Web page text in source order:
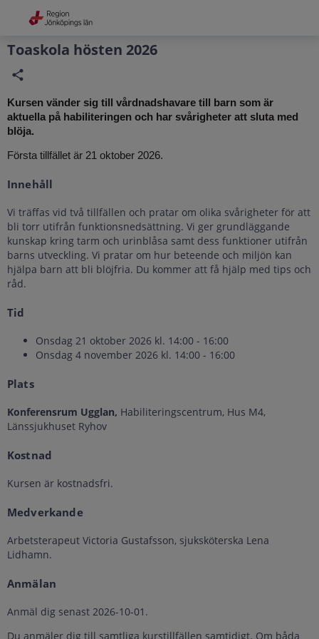
Grade
Portal
Toaskola hösten 2026
Kursen vänder sig till vårdnadshavare till barn som är
aktuella på habiliteringen och har svårigheter att sluta med
blöja.
Första tillfället är 21 oktober 2026.
Innehåll
Vi träffas vid två tillfällen och pratar om olika svårigheter för att
bli torr utifrån funktionsnedsättning. Vi ger grundläggande
kunskap kring tarm och urinblåsa samt dess funktioner utifrån
barns utveckling. Vi pratar om hur beteende och miljön kan
hjälpa barn att bli blöjfria. Du kommer att få hjälp med tips och
råd.
Tid
Onsdag 21 oktober 2026 kl. 14:00 - 16:00
Onsdag 4 november 2026 kl. 14:00 - 16:00
Plats
Konferensrum Ugglan, Habiliteringscentrum, Hus M4,
Länssjukhuset Ryhov
Kostnad
Kursen är kostnadsfri.
Medverkande
Arbetsterapeut Victoria Gustafsson, sjuksköterska Lena
Lidhamn.
Anmälan
Anmäl dig senast 2026-10-01.
Du anmäler dig till samtliga kurstillfällen samtidigt. Om båda